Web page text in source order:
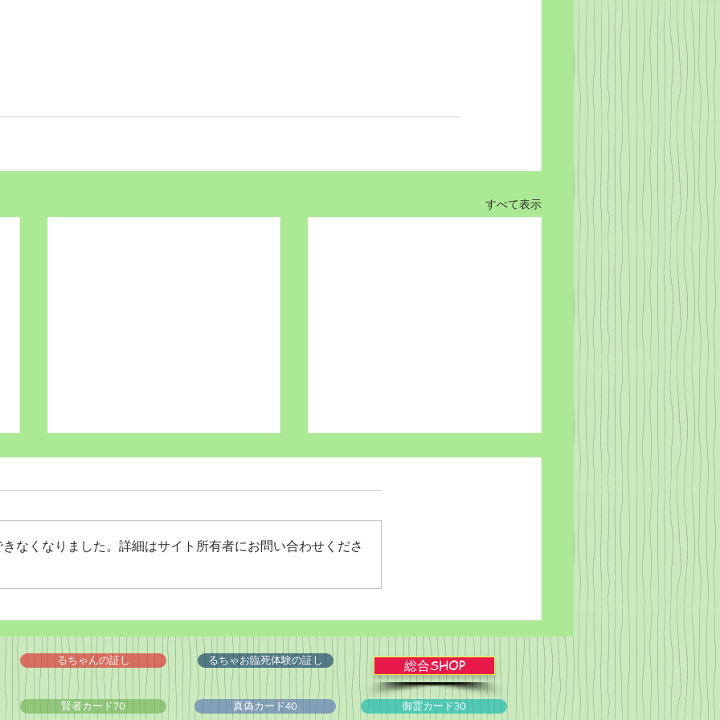
すべて表示
Wordだけで作っちゃおう～
バイブルかみしばい★スライ
なくなりました。詳細はサイト所有者にお問い合わせくださ
るちゃんの証し るちゃお臨死体験の証し 総合SHOP
賢者カード70 真偽カード40 御霊カード30